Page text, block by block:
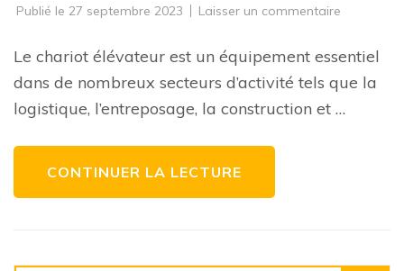
Publié le 27 septembre 2023 Laisser un commentaire
chariot
élévateur
d’occasion
parfait
votre
Le chariot élévateur est un équipement essentiel
dans de nombreux secteurs d’activité tels que la
logistique, l’entreposage, la construction et …
CONTINUER LA LECTURE